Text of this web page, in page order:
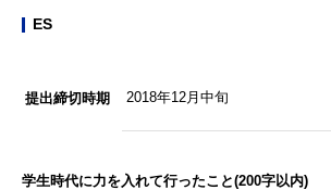
ES
提出締切時期 2018年12月中旬
学生時代に力を入れて行ったこと(200字以内)